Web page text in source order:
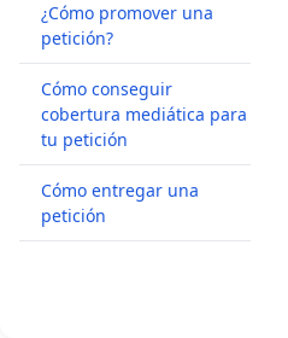
¿Cómo promover una
petición?
Cómo conseguir
cobertura mediática para
tu petición
Cómo entregar una
petición